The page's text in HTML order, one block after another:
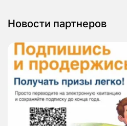
Новости партнеров